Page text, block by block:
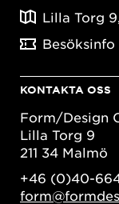
Lilla Torg
Besöksinfo
KONTAKTA OSS
Form/Design
Lilla Torg 9
211 34 Malmö
+46 (0)40-